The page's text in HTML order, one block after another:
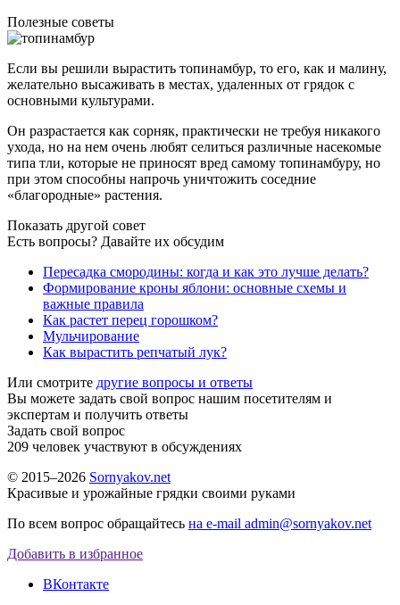
Полезные советы
Если вы решили вырастить топинамбур, то его, как и малину,
желательно высаживать в местах, удаленных от грядок с
основными культурами.
Он разрастается как сорняк, практически не требуя никакого
ухода, но на нем очень любят селиться различные насекомые
типа тли, которые не приносят вред самому топинамбуру, но
при этом способны напрочь уничтожить соседние
«благородные» растения.
Показать другой совет
Есть вопросы? Давайте их обсудим
Пересадка смородины: когда и как это лучше делать?
Формирование кроны яблони: основные схемы и
важные правила
Как растет перец горошком?
Мульчирование
Как вырастить репчатый лук?
Или смотрите другие вопросы и ответы
Вы можете задать свой вопрос нашим посетителям и
экспертам и получить ответы
Задать свой вопрос
209 человек участвуют в обсуждениях
© 2015–2026 Sornyakov.net
Красивые и урожайные грядки своими руками
По всем вопрос обращайтесь на e-mail admin@sornyakov.net
Добавить в избранное
ВКонтакте